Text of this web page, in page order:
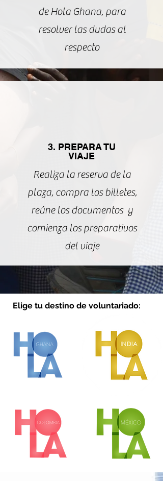
de Hola Ghana, para
resolver las dudas al
respecto
3. PREPARA TU
VIAJE
Realiza la reserva de la
plaza, compra los billetes,
reúne los documentos y
comienza los preparativos
del viaje
Elige tu destino de voluntariado: